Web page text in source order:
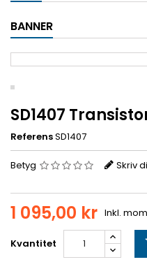
BANNER
SD1407
ReferensSD1407
Betyg Skriv
1 095,00 kr Inkl.
Kvantitet